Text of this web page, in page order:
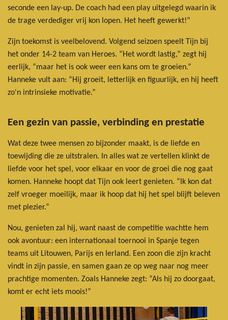
seconde een lay-up. De coach had een play uitgelegd waarin ik
de trage verdediger vrij kon lopen. Het heeft gewerkt!”
Zijn toekomst is veelbelovend. Volgend seizoen speelt Tijn bij
het onder 14-2 team van Heroes. “Het wordt lastig,” zegt hij
eerlijk, “maar het is ook weer een kans om te groeien.”
Hanneke vult aan: “Hij groeit, letterlijk en figuurlijk, en hij heeft
zo'n intrinsieke motivatie.”
Een gezin van passie, verbinding en prestatie
Wat deze twee mensen zo bijzonder maakt, is de liefde en
toewijding die ze uitstralen. In alles wat ze vertellen klinkt de
liefde voor het spel, voor elkaar en voor de groei die nog gaat
komen. Hanneke hoopt dat Tijn ook leert genieten. “Ik kon dat
zelf vroeger moeilijk, maar ik hoop dat hij het spel blijft beleven
met plezier.”
Nou, genieten zal hij, want naast de competitie wachtte hem
ook avontuur: een internationaal toernooi in Spanje tegen
teams uit Litouwen, Parijs en Ierland. Een zoon die zijn kracht
vindt in zijn passie, en samen gaan ze op weg naar nog meer
prachtige momenten. Zoals Hanneke zegt: “Als hij zo doorgaat,
komt er echt iets moois!”